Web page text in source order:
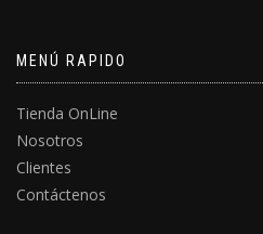
MENÚ RAPIDO
Tienda OnLine
Nosotros
Clientes
Contáctenos